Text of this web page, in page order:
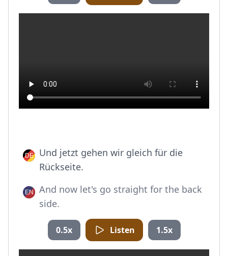
Und jetzt gehen wir gleich für die
Rückseite.
And now let's go straight for the back
side.
0.5x Listen 1.5x